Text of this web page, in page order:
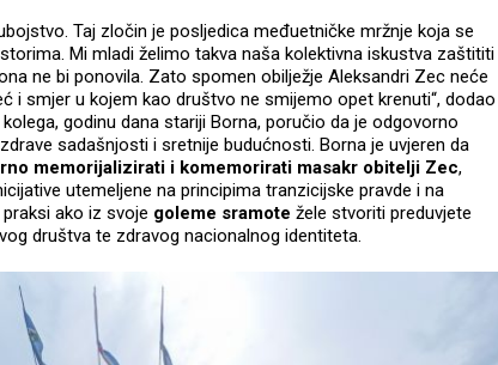
Taj zločin je posljedica međuetničke mržnje koja se
Mi mladi želimo takva naša kolektivna iskustva zaštititi
ne bi ponovila. Zato spomen obilježje Aleksandri Zec neće
i smjer u kojem kao društvo ne smijemo opet krenuti“, dodao
godinu dana stariji Borna, poručio da je odgovorno
sadašnjosti i sretnije budućnosti. Borna je uvjeren da
memorijalizirati i komemorirati masakr obitelji Zec,
utemeljene na principima tranzicijske pravde i na
ako iz svoje goleme sramote žele stvoriti preduvjete
društva te zdravog nacionalnog identiteta.